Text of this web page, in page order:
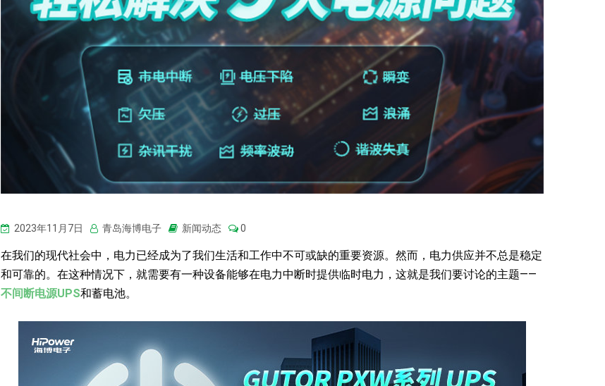
2023年11月7日 青岛海博电子 新闻动态 0
在我们的现代社会中，电力已经成为了我们生活和工作中不可或缺的重要资源。然而，电力供应并不总是稳定
和可靠的。在这种情况下，就需要有一种设备能够在电力中断时提供临时电力，这就是我们要讨论的主题——
不间断电源UPS和蓄电池。